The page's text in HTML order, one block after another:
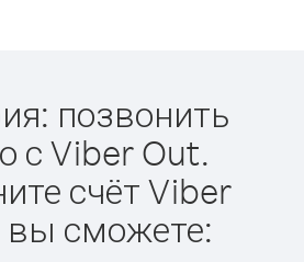
позвонить
с Viber Out.
счёт Viber
вы сможете: